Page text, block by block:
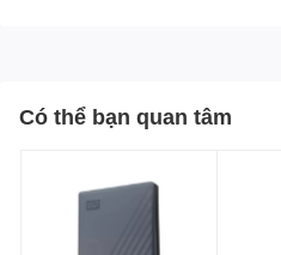
Có thể bạn quan tâm